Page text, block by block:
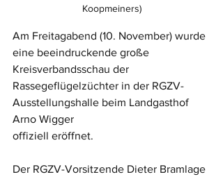
Koopmeiners)
Am Freitagabend (10. November) wurde
eine beeindruckende große
Kreisverbandsschau der
Rassegeflügelzüchter in der RGZV-
Ausstellungshalle beim Landgasthof
Arno Wigger
offiziell eröffnet.
Der RGZV-Vorsitzende Dieter Bramlage